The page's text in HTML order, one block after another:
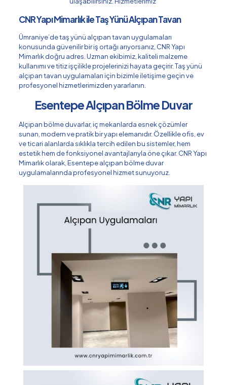
CNR Yapı Mimarlık ile Taş Yünü Alçıpan Tavan
Ümraniye’de taş yünü alçıpan tavan uygulamaları
konusunda güvenilir bir iş ortağı arıyorsanız, CNR Yapı
Mimarlık doğru adres. Uzman ekibimiz, kaliteli malzeme
kullanımı ve titiz işçilikle projelerinizi hayata geçirir. Taş yünü
alçıpan tavan uygulamaları için bizimle iletişime geçin ve
profesyonel hizmetlerimizden yararlanın.
Esentepe Alçıpan Bölme Duvar
Alçıpan bölme duvarlar, iç mekanlarda esnek çözümler
sunan, modern ve pratik bir yapı elemanıdır. Özellikle ofis, ev
ve ticari alanlarda sıklıkla tercih edilen bu sistemler, hem
estetik hem de fonksiyonel avantajlarıyla öne çıkar. CNR Yapı
Mimarlık olarak, Esentepe alçıpan bölme duvar
uygulamalarında profesyonel hizmet sunuyoruz.